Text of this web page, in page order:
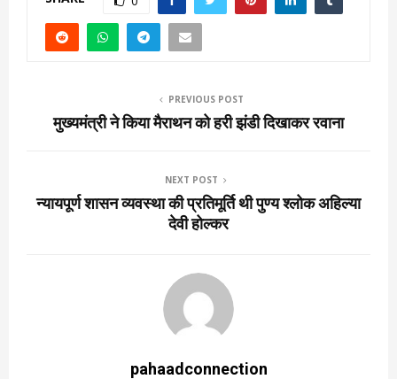
PREVIOUS POST
मुख्यमंत्री ने किया मैराथन को हरी झंडी दिखाकर रवाना
NEXT POST
न्यायपूर्ण शासन व्यवस्था की प्रतिमूर्ति थी पुण्य श्लोक अहिल्या
देवी होल्कर
pahaadconnection